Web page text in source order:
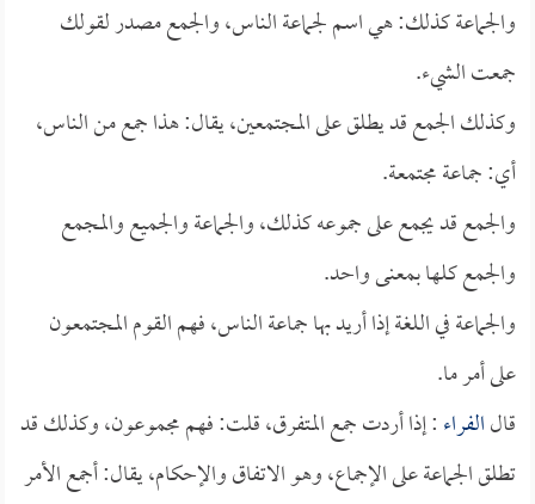
والجماعة كذلك: هي اسم لجماعة الناس، والجمع مصدر لقولك
جمعت الشيء.
وكذلك الجمع قد يطلق على المجتمعين، يقال: هذا جمع من الناس،
أي: جماعة مجتمعة.
والجمع قد يجمع على جموعه كذلك، والجماعة والجميع والمجمع
والجمع كلها بمعنى واحد.
والجماعة في اللغة إذا أريد بها جماعة الناس، فهم القوم المجتمعون
على أمر ما.
قالالفراء: إذا أردت جمع المتفرق، قلت: فهم مجموعون، وكذلك قد
تطلق الجماعة على الإجماع، وهو الاتفاق والإحكام، يقال: أجمع الأمر